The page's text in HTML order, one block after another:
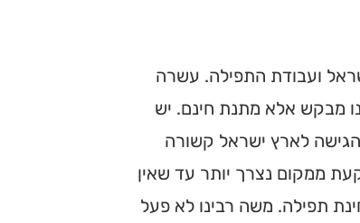
ועבודת התפילה. עשרה
מבקש אלא מתנת חינם. יש
הגישה לארץ ישראל קשורה
ממקום נצרך יותר עד שאין
תפילה. משה רבינו לא פעל